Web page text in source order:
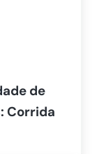
de
Corrida